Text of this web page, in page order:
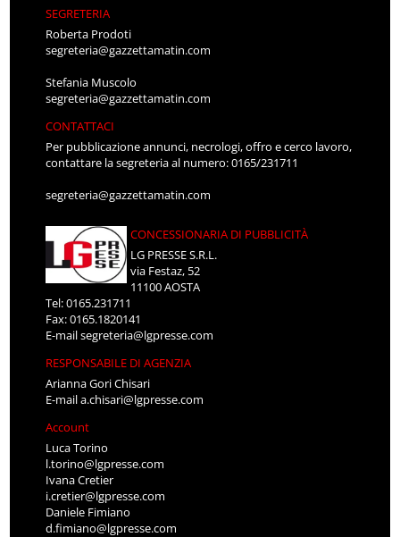
SEGRETERIA
Roberta Prodoti
segreteria@gazzettamatin.com
Stefania Muscolo
segreteria@gazzettamatin.com
CONTATTACI
Per pubblicazione annunci, necrologi, offro e cerco lavoro,
contattare la segreteria al numero: 0165/231711
segreteria@gazzettamatin.com
CONCESSIONARIA DI PUBBLICITÀ
LG PRESSE S.R.L.
via Festaz, 52
11100 AOSTA
Tel: 0165.231711
Fax: 0165.1820141
E-mailsegreteria@lgpresse.com
RESPONSABILE DI AGENZIA
Arianna Gori Chisari
E-maila.chisari@lgpresse.com
Account
Luca Torino
l.torino@lgpresse.com
Ivana Cretier
i.cretier@lgpresse.com
Daniele Fimiano
d.fimiano@lgpresse.com